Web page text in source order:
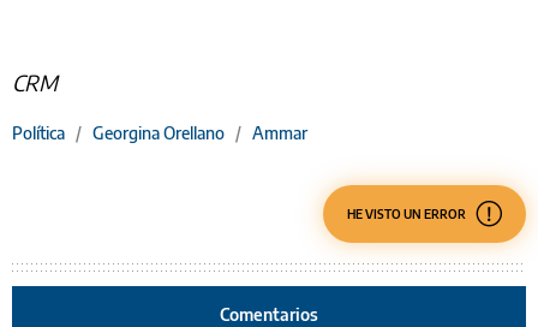
CRM
Política / Georgina Orellano / Ammar
HE VISTO UN ERROR
Comentarios